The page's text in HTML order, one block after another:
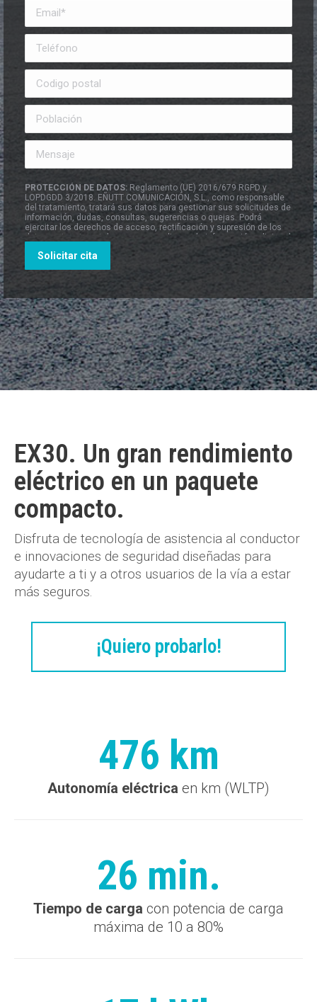
PROTECCIÓN DE DATOS: Reglamento (UE) 2016/679 RGPD y
LOPDGDD 3/2018. EÑUTT COMUNICACIÓN, S.L., como responsable
del tratamiento, tratará sus datos para gestionar sus solicitudes de
información, dudas, consultas, sugerencias o quejas. Podrá
ejercitar los derechos de acceso, rectificación y supresión de los
datos, entre otros, tal y como se explica en la información adicional
que está a su disposición en el apartado de
Política de Privacidad
EX30. Un gran rendimiento
eléctrico en un paquete
compacto.
Disfruta de tecnología de asistencia al conductor
e innovaciones de seguridad diseñadas para
ayudarte a ti y a otros usuarios de la vía a estar
más seguros.
¡Quiero probarlo!
476 km
Autonomía eléctrica en km (WLTP)
26 min.
Tiempo de carga con potencia de carga
máxima de 10 a 80%